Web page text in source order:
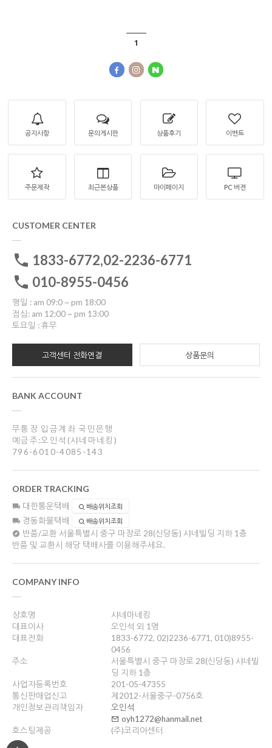
1
공지사항 문의게시판 상품후기 이벤트
주문제작 최근본상품 마이페이지 PC 버젼
CUSTOMER CENTER
1833-6772,02-2236-6771
010-8955-0456
평일 : am 09:0 ~ pm 18:00
점심: am 12:00 ~ pm 13:00
토요일 : 휴무
고객센터 전화연결 상품문의
BANK ACCOUNT
무통장 입금계좌 국민은행
예금주:오인석(샤네마네킹)
796-6010-4085-143
ORDER TRACKING
대한통운택배 배송위치조회
경동화물택배 배송위치조회
반품/교환 서울특별시 중구 마장로 28(신당동) 샤네빌딩 지하 1층
반품 및 교환시 해당 택배사를 이용해주세요.
COMPANY INFO
상호명
샤네마네킹
대표이사
오인석 외 1명
대표전화
1833-6772, 02)2236-6771, 010)8955-
0456
주소
서울특별시 중구 마장로 28(신당동) 샤네빌
딩 지하 1층
사업자등록번호
201-05-47355
통신판매업신고
제2012-서울중구-0756호
개인정보관리책임자
오인석
oyh1272@hanmail.net
호스팅제공
(주)코리아센터